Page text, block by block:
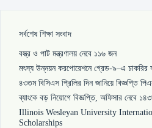
সর্বশেষ শিক্ষা সংবাদ
বস্ত্র ও পাট মন্ত্রণালয় নেবে ১১৬ জন
মৎস্য উন্নয়ন করপোরেশনে গ্রেড-৯–এ চাকরির
৪৩তম বিসিএস প্রিলির দিন জানিয়ে বিজ্ঞপ্তি
ব্যাংকে বড় নিয়োগে বিজ্ঞপ্তি, অফিসার নেবে
Illinois Wesleyan University
Scholarships